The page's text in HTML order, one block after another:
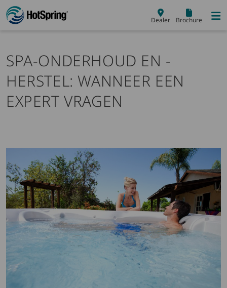
Skip to main content
Dealer Brochure
SPA-ONDERHOUD EN -
HERSTEL: WANNEER EEN
EXPERT VRAGEN